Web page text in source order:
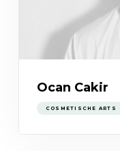
Ocan Cakir
COSMETISCHE ARTS